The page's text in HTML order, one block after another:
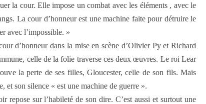
la cour. Elle impose un combat avec les éléments , avec le
La cour d’honneur est une machine faite pour détruire le
avec l’impossible. »
d’honneur dans la mise en scène d’Olivier Py et Richard
celle de la folie traverse ces deux œuvres. Le roi Lear
la perte de ses filles, Gloucester, celle de son fils. Mais
et son silence « est une machine de guerre ».
sur l’habileté de son dire. C’est aussi et surtout une